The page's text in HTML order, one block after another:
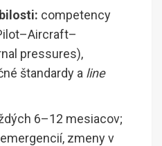
competency
pressures),
štandardy a line
6–12 mesiacov;
zmeny v